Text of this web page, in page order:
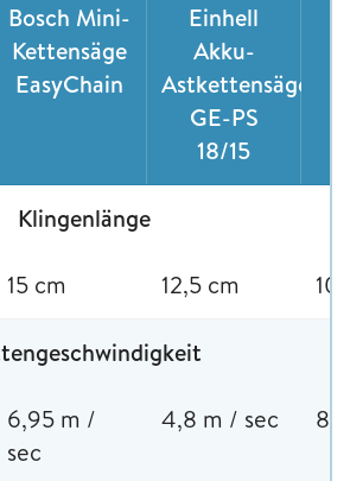
Bosch Mini-
Kettensäge
EasyChain
Einhell
Akku-
Astkettensäge
GE-PS
18/15
Klingenlänge
15 cm 12,5 cm 10
6,95 m /
sec
4,8 m / sec 8